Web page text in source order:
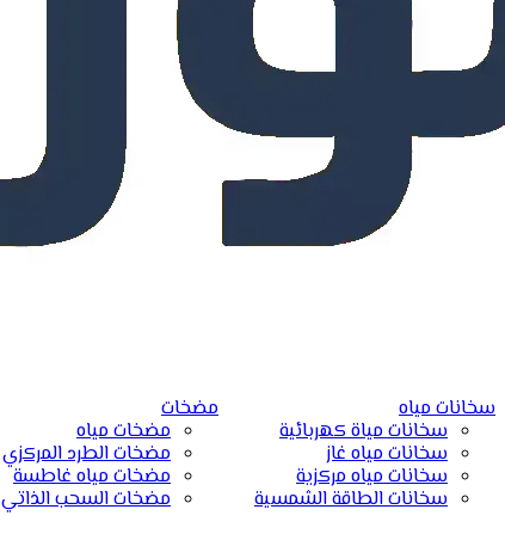
سخانات مياه
سخانات مياة كهربائية
سخانات مياه غاز
سخانات مياه مركزية
سخانات الطاقة الشمسية
مضخات
مضخات مياه
مضخات الطرد المركزي
مضخات مياه غاطسة
مضخات السحب الذاتي